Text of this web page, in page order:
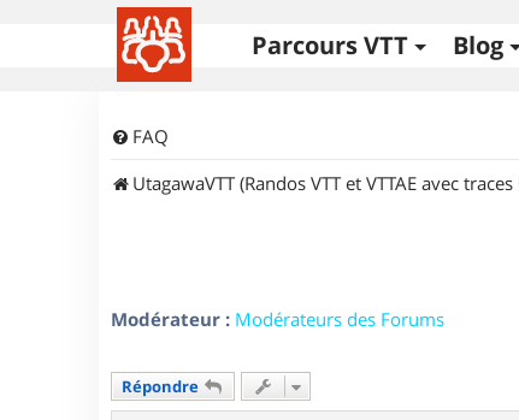
Parcours VTT Blog
FAQ
UtagawaVTT (Randos VTT et VTTAE avec traces
Modérateur : Modérateurs des Forums
Répondre